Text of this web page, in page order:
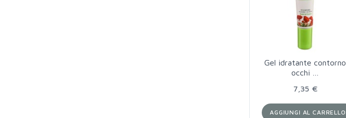
Gel idratante contorno
occhi …
7,35 €
AGGIUNGI AL CARRELLO